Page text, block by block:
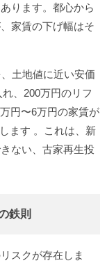
ります。都心から
家賃の下げ幅はそ
土地値に近い安価
、200万円のリフ
円〜6万円の家賃が
ます 。これは、新
ない、古家再生投
鉄則
スクが存在しま